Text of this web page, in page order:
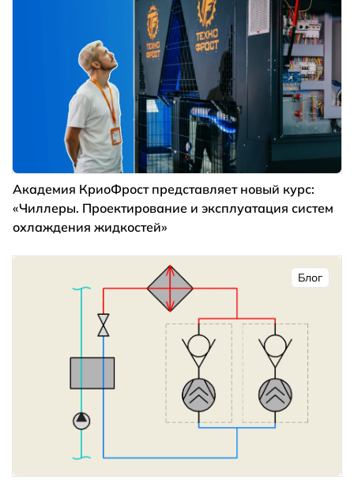
Академия КриоФрост представляет новый курс:
«Чиллеры. Проектирование и эксплуатация систем
охлаждения жидкостей»
Блог